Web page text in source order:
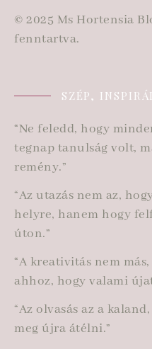
© 2025 Ms Hortensia
fenntartva.
SZÉP,
“Ne feledd, hogy
tegnap tanulság volt,
remény.”
“Az utazás nem az,
helyre, hanem hogy
úton.”
“A kreativitás nem
ahhoz, hogy valami
“Az olvasás az a
meg újra átélni.”